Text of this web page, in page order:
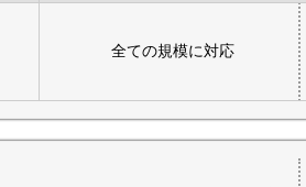
全ての規模に対応